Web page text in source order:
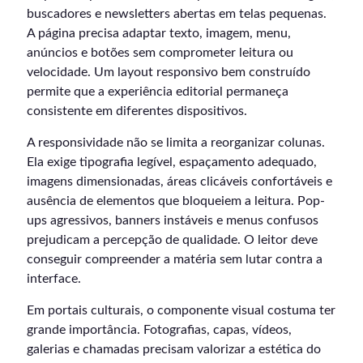
buscadores e newsletters abertas em telas pequenas.
A página precisa adaptar texto, imagem, menu,
anúncios e botões sem comprometer leitura ou
velocidade. Um layout responsivo bem construído
permite que a experiência editorial permaneça
consistente em diferentes dispositivos.
A responsividade não se limita a reorganizar colunas.
Ela exige tipografia legível, espaçamento adequado,
imagens dimensionadas, áreas clicáveis confortáveis e
ausência de elementos que bloqueiem a leitura. Pop-
ups agressivos, banners instáveis e menus confusos
prejudicam a percepção de qualidade. O leitor deve
conseguir compreender a matéria sem lutar contra a
interface.
Em portais culturais, o componente visual costuma ter
grande importância. Fotografias, capas, vídeos,
galerias e chamadas precisam valorizar a estética do